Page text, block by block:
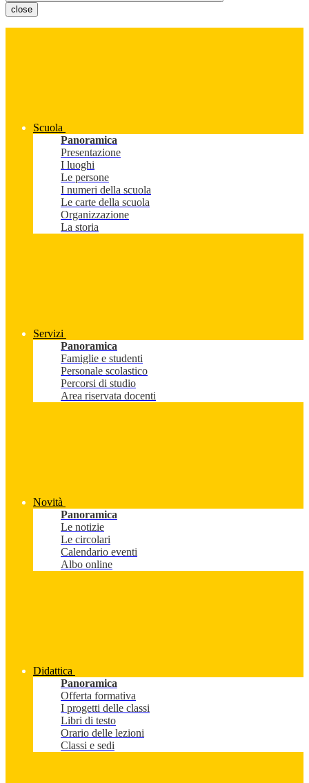
close
Scuola
Panoramica
Presentazione
I luoghi
Le persone
I numeri della scuola
Le carte della scuola
Organizzazione
La storia
Servizi
Panoramica
Famiglie e studenti
Personale scolastico
Percorsi di studio
Area riservata docenti
Novità
Panoramica
Le notizie
Le circolari
Calendario eventi
Albo online
Didattica
Panoramica
Offerta formativa
I progetti delle classi
Libri di testo
Orario delle lezioni
Classi e sedi